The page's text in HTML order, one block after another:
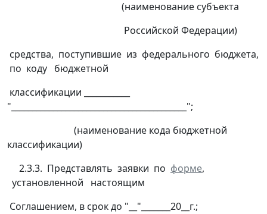
(наименование субъекта
Российской Федерации)
средства, поступившие из федерального бюджета,
по коду бюджетной
классификации ___________
"__________________________________________";
(наименование кода бюджетной
классификации)
2.3.3. Представлять заявки по форме,
установленной настоящим
Соглашением, в срок до "__"_______20__г.;